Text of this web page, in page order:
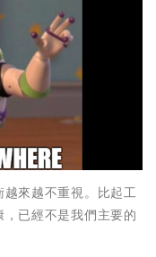
來越不重視。比起工
已經不是我們主要的